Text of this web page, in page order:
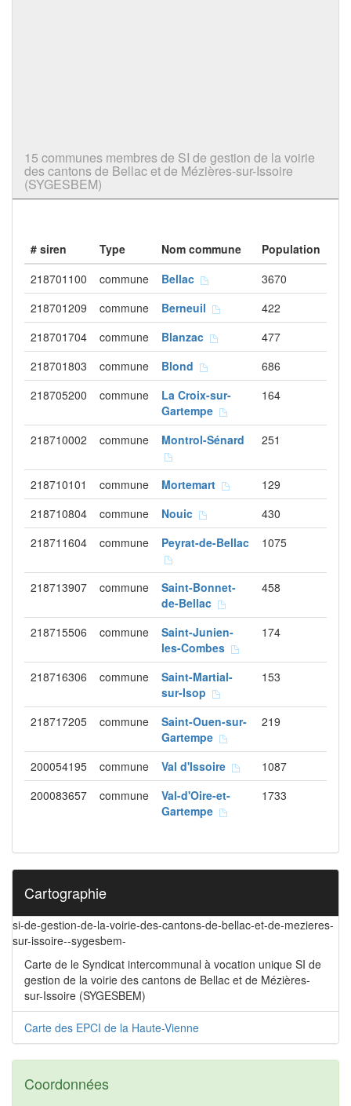
15 communes membres de SI de gestion de la voirie
des cantons de Bellac et de Mézières-sur-Issoire
(SYGESBEM)
# siren Type Nom commune
Population
218701100
commune Bellac
3670
218701209
commune Berneuil
422
218701704
commune Blanzac
477
218701803
commune Blond
686
218705200
commune
La Croix-sur-
Gartempe
164
218710002 commune Montrol-Sénard 251
218710101 commune Mortemart
129
218710804
commune Nouic
430
218711604
commune Peyrat-de-Bellac 1075
218713907 commune
Saint-Bonnet-
de-Bellac
458
218715506 commune
Saint-Junien-
les-Combes
174
218716306 commune
Saint-Martial-
sur-Isop
153
218717205 commune
Saint-Ouen-sur-
Gartempe
219
200054195 commune Val d'Issoire
1087
200083657
commune
Val-d'Oire-et-
Gartempe
1733
Cartographie
si-de-gestion-de-la-voirie-des-cantons-de-bellac-et-de-mezieres-
sur-issoire--sygesbem-
Carte de le Syndicat intercommunal à vocation unique SI de
gestion de la voirie des cantons de Bellac et de Mézières-
sur-Issoire (SYGESBEM)
Carte des EPCI de la Haute-Vienne
Coordonnées